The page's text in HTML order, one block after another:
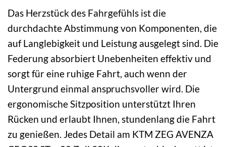
Das Herzstück des Fahrgefühls ist die
durchdachte Abstimmung von Komponenten, die
auf Langlebigkeit und Leistung ausgelegt sind. Die
Federung absorbiert Unebenheiten effektiv und
sorgt für eine ruhige Fahrt, auch wenn der
Untergrund einmal anspruchsvoller wird. Die
ergonomische Sitzposition unterstützt Ihren
Rücken und erlaubt Ihnen, stundenlang die Fahrt
zu genießen. Jedes Detail am KTM ZEG AVENZA